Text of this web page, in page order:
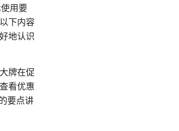
用要
下内容
地认识
牌在促
看优惠
要点讲